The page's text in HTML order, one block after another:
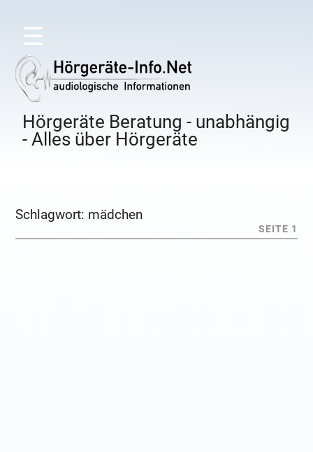
☰
Hörgeräte Beratung - unabhängig
- Alles über Hörgeräte
Schlagwort: mädchen
SEITE 1